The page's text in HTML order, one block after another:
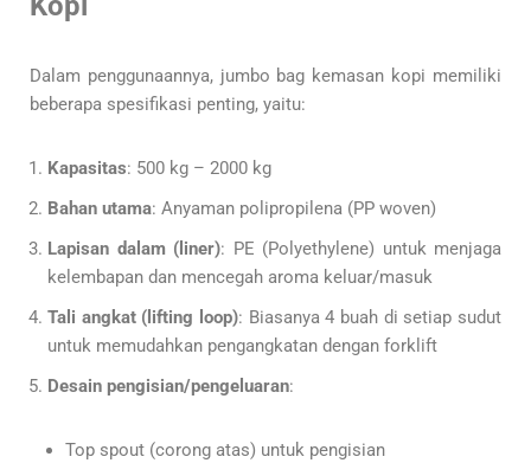
Dalam penggunaannya, jumbo bag kemasan kopi memiliki
beberapa spesifikasi penting, yaitu:
Kapasitas: 500 kg – 2000 kg
Bahan utama: Anyaman polipropilena (PP woven)
Lapisan dalam (liner): PE (Polyethylene) untuk menjaga
kelembapan dan mencegah aroma keluar/masuk
Tali angkat (lifting loop): Biasanya 4 buah di setiap sudut
untuk memudahkan pengangkatan dengan forklift
Desain pengisian/pengeluaran:
Top spout (corong atas) untuk pengisian